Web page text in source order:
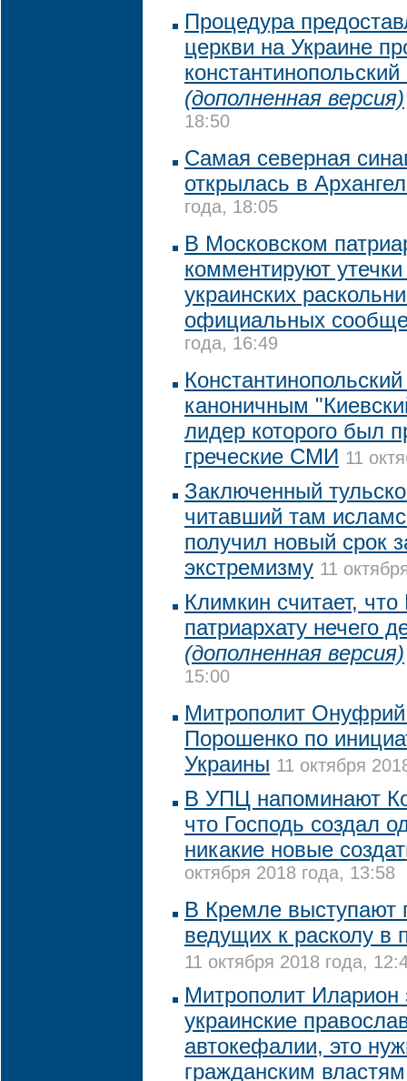
Процедура
церкви на Украине
(дополненная версия)
18:50
Самая северная
открылась в
года, 18:05
В Московском
комментируют
украинских
официальных
года, 16:49
каноничным
лидер которого был
греческие СМИ 11
Заключенный
читавший там
получил новый срок
экстремизму 11
Климкин считает,
патриархату нечего
(дополненная версия)
15:00
Митрополит Онуфрий
Порошенко по
Украины 11 октября
В УПЦ напоминают
что Господь создал
никакие новые
октября 2018 года, 13:58
В Кремле выступают
ведущих к расколу в
11 октября 2018 года,
Митрополит Иларион
украинские
автокефалии, это
гражданским властям